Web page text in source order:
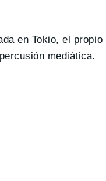
en Tokio, el propio
mediática.